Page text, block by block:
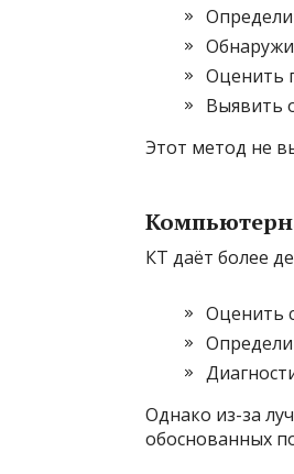
Оценить
Выявить
Этот метод не
КТ даёт более
Оценить
Однако из-за
обоснованных